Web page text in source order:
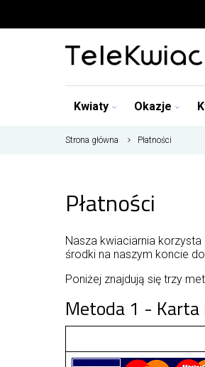
Kwiaty Okazje
Strona główna Płatności
Płatności
Nasza kwiaciarnia
środki na naszym koncie
Poniżej znajdują się trzy
Metoda 1 - Karta